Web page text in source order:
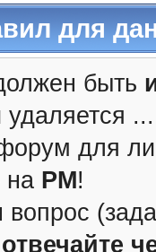
для
быть
...
для
на PM!